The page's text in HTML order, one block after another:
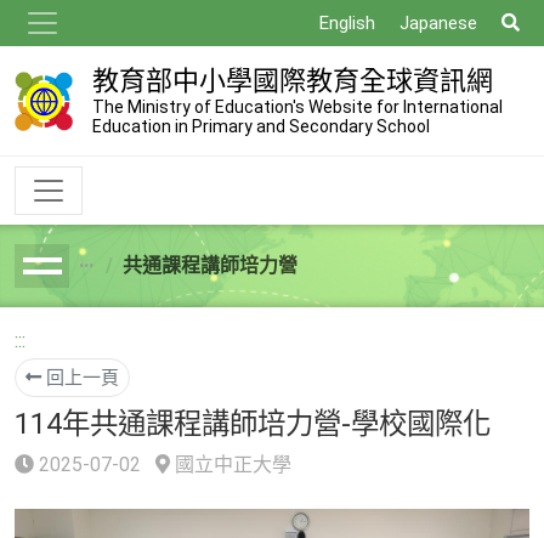
到
主
要
內
English Japanese
尋
教育部中小學國際教育全球資訊網
The Ministry of Education's Website for International
Education in Primary and Secondary School
breadcrumb共通課程講師培力營
:::
回上一頁
114年共通課程講師培力營-學校國際化
2025-07-02 國立中正大學